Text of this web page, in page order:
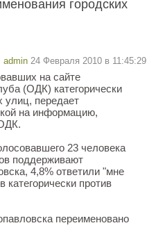
городских
admin 24 Февраля 2010 в 11:45:29
на сайте
(ОДК) категорически
улиц, передает
на информацию,
23 человека
поддерживают
4,8% ответили "мне
категорически против
переименовано